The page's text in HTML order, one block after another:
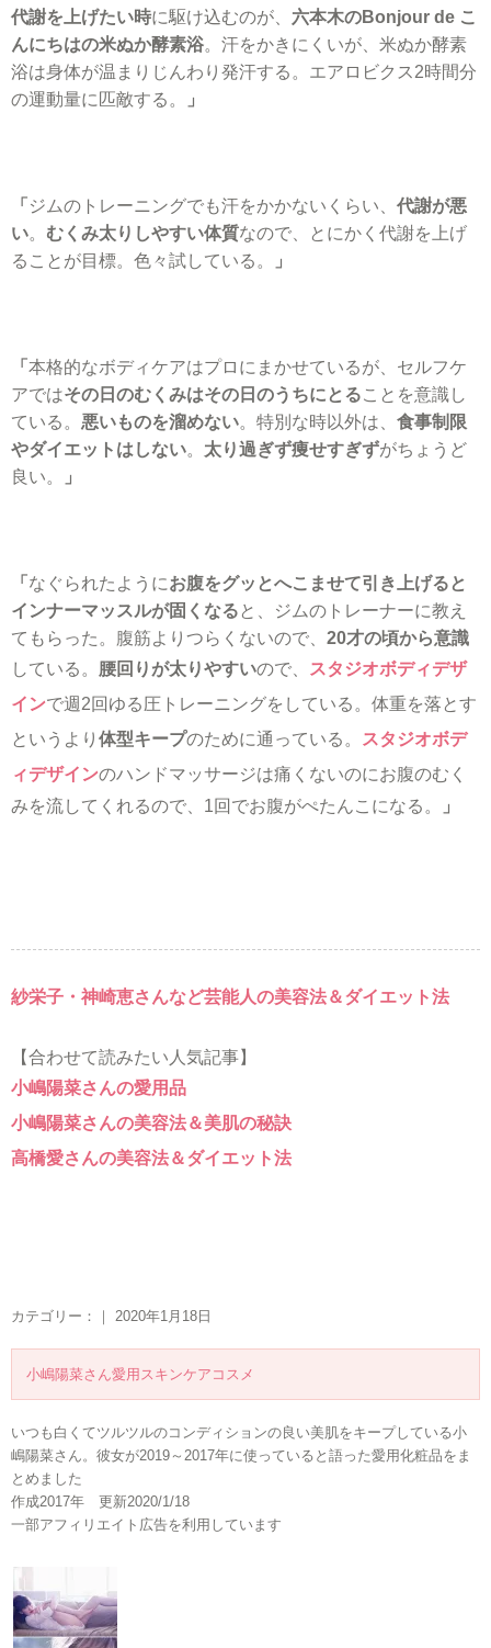
代謝を上げたい時に駆け込むのが、 六本木のBonjour de こ
んにちはの米ぬか酵素浴。汗をかきにくいが、米ぬか酵素
浴は身体が温まりじんわり発汗する。エアロビクス2時間分
の運動量に匹敵する。
」
「 ジムのトレーニングでも汗をかかないくらい、 代謝が悪
い。 むくみ太りしやすい体質なので、とにかく代謝を上げ
ることが目標。色々試している。
」
「 本格的なボディケアはプロにまかせているが、セルフケ
アではその日のむくみはその日のうちにとることを意識し
ている。 悪いものを溜めない。特別な時以外は、 食事制限
やダイエットはしない。 太り過ぎず痩せすぎずがちょうど
良い。
」
「 なぐられたようにお腹をグッとへこませて引き上げると
インナーマッスルが固くなる と、ジムのトレーナーに教え
てもらった。腹筋よりつらくないので、 20才の頃から意識
している。 腰回りが太りやすいので、
スタジオボディデザ
インで週2回ゆる圧トレーニングをしている。体重を落とす
というより 体型キープのために通っている。
スタジオボデ
ィデザインのハンドマッサージは痛くないのにお腹のむく
みを流してくれるので、1回でお腹がぺたんこになる。
」
紗栄子・神崎恵さんなど芸能人の美容法＆ダイエット法
【合わせて読みたい人気記事】
小嶋陽菜さんの愛用品
小嶋陽菜さんの美容法＆美肌の秘訣
高橋愛さんの美容法＆ダイエット法
カテゴリー：｜ 2020年1月18日
小嶋陽菜さん愛用スキンケアコスメ
いつも白くてツルツルのコンディションの良い美肌をキープしている小
嶋陽菜さん。彼女が2019～2017年に使っていると語った愛用化粧品をま
とめました
作成2017年 更新2020/1/18
一部アフィリエイト広告を利用しています